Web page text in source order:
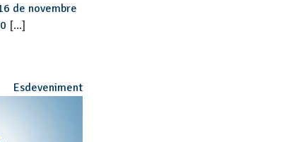
de novembre
[...]
Esdeveniment